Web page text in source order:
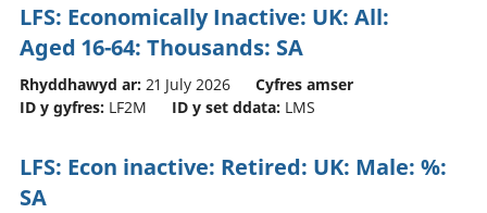
LFS: Economically Inactive: UK: All:
Aged 16-64: Thousands: SA
Rhyddhawyd ar: 21 July 2026
Cyfres amser
ID y gyfres: LF2M ID y set ddata: LMS
LFS: Econ inactive: Retired: UK: Male: %:
SA